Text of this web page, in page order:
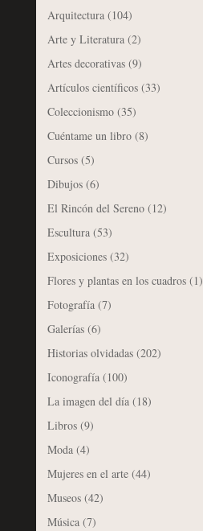
Arquitectura(104)
Arte y Literatura(2)
Artes decorativas(9)
Artículos científicos(33)
Coleccionismo(35)
Cuéntame un libro(8)
Cursos(5)
Dibujos(6)
El Rincón del Sereno(12)
Escultura(53)
Exposiciones(32)
Flores y plantas en los cuadros(1)
Fotografía(7)
Galerías(6)
Historias olvidadas(202)
Iconografía(100)
La imagen del día(18)
Libros(9)
Moda(4)
Mujeres en el arte(44)
Museos(42)
Música(7)